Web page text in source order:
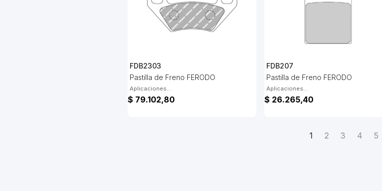
FDB2303
Pastilla de Freno FERODO
Aplicaciones...
$ 79.102,80
FDB207
Pastilla de Freno FERODO
Aplicaciones...
$ 26.265,40
1 2 3 4 5